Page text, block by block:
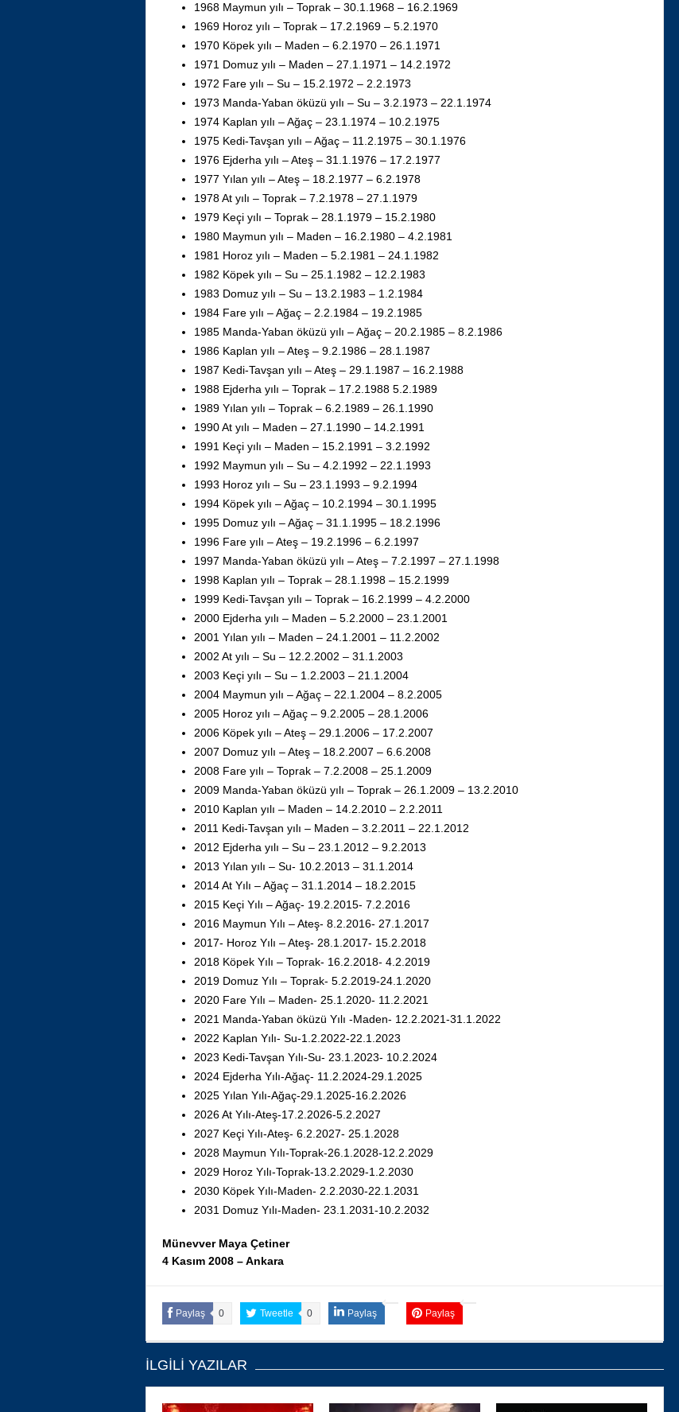
1968 Maymun yılı – Toprak – 30.1.1968 – 16.2.1969
1969 Horoz yılı – Toprak – 17.2.1969 – 5.2.1970
1970 Köpek yılı – Maden – 6.2.1970 – 26.1.1971
1971 Domuz yılı – Maden – 27.1.1971 – 14.2.1972
1972 Fare yılı – Su – 15.2.1972 – 2.2.1973
1973 Manda-Yaban öküzü yılı – Su – 3.2.1973 – 22.1.1974
1974 Kaplan yılı – Ağaç – 23.1.1974 – 10.2.1975
1975 Kedi-Tavşan yılı – Ağaç – 11.2.1975 – 30.1.1976
1976 Ejderha yılı – Ateş – 31.1.1976 – 17.2.1977
1977 Yılan yılı – Ateş – 18.2.1977 – 6.2.1978
1978 At yılı – Toprak – 7.2.1978 – 27.1.1979
1979 Keçi yılı – Toprak – 28.1.1979 – 15.2.1980
1980 Maymun yılı – Maden – 16.2.1980 – 4.2.1981
1981 Horoz yılı – Maden – 5.2.1981 – 24.1.1982
1982 Köpek yılı – Su – 25.1.1982 – 12.2.1983
1983 Domuz yılı – Su – 13.2.1983 – 1.2.1984
1984 Fare yılı – Ağaç – 2.2.1984 – 19.2.1985
1985 Manda-Yaban öküzü yılı – Ağaç – 20.2.1985 – 8.2.1986
1986 Kaplan yılı – Ateş – 9.2.1986 – 28.1.1987
1987 Kedi-Tavşan yılı – Ateş – 29.1.1987 – 16.2.1988
1988 Ejderha yılı – Toprak – 17.2.1988 5.2.1989
1989 Yılan yılı – Toprak – 6.2.1989 – 26.1.1990
1990 At yılı – Maden – 27.1.1990 – 14.2.1991
1991 Keçi yılı – Maden – 15.2.1991 – 3.2.1992
1992 Maymun yılı – Su – 4.2.1992 – 22.1.1993
1993 Horoz yılı – Su – 23.1.1993 – 9.2.1994
1994 Köpek yılı – Ağaç – 10.2.1994 – 30.1.1995
1995 Domuz yılı – Ağaç – 31.1.1995 – 18.2.1996
1996 Fare yılı – Ateş – 19.2.1996 – 6.2.1997
1997 Manda-Yaban öküzü yılı – Ateş – 7.2.1997 – 27.1.1998
1998 Kaplan yılı – Toprak – 28.1.1998 – 15.2.1999
1999 Kedi-Tavşan yılı – Toprak – 16.2.1999 – 4.2.2000
2000 Ejderha yılı – Maden – 5.2.2000 – 23.1.2001
2001 Yılan yılı – Maden – 24.1.2001 – 11.2.2002
2002 At yılı – Su – 12.2.2002 – 31.1.2003
2003 Keçi yılı – Su – 1.2.2003 – 21.1.2004
2004 Maymun yılı – Ağaç – 22.1.2004 – 8.2.2005
2005 Horoz yılı – Ağaç – 9.2.2005 – 28.1.2006
2006 Köpek yılı – Ateş – 29.1.2006 – 17.2.2007
2007 Domuz yılı – Ateş – 18.2.2007 – 6.6.2008
2008 Fare yılı – Toprak – 7.2.2008 – 25.1.2009
2009 Manda-Yaban öküzü yılı – Toprak – 26.1.2009 – 13.2.2010
2010 Kaplan yılı – Maden – 14.2.2010 – 2.2.2011
2011 Kedi-Tavşan yılı – Maden – 3.2.2011 – 22.1.2012
2012 Ejderha yılı – Su – 23.1.2012 – 9.2.2013
2013 Yılan yılı – Su- 10.2.2013 – 31.1.2014
2014 At Yılı – Ağaç – 31.1.2014 – 18.2.2015
2015 Keçi Yılı – Ağaç- 19.2.2015- 7.2.2016
2016 Maymun Yılı – Ateş- 8.2.2016- 27.1.2017
2017- Horoz Yılı – Ateş- 28.1.2017- 15.2.2018
2018 Köpek Yılı – Toprak- 16.2.2018- 4.2.2019
2019 Domuz Yılı – Toprak- 5.2.2019-24.1.2020
2020 Fare Yılı – Maden- 25.1.2020- 11.2.2021
2021 Manda-Yaban öküzü Yılı -Maden- 12.2.2021-31.1.2022
2022 Kaplan Yılı- Su-1.2.2022-22.1.2023
2023 Kedi-Tavşan Yılı-Su- 23.1.2023- 10.2.2024
2024 Ejderha Yılı-Ağaç- 11.2.2024-29.1.2025
2025 Yılan Yılı-Ağaç-29.1.2025-16.2.2026
2026 At Yılı-Ateş-17.2.2026-5.2.2027
2027 Keçi Yılı-Ateş- 6.2.2027- 25.1.2028
2028 Maymun Yılı-Toprak-26.1.2028-12.2.2029
2029 Horoz Yılı-Toprak-13.2.2029-1.2.2030
2030 Köpek Yılı-Maden- 2.2.2030-22.1.2031
2031 Domuz Yılı-Maden- 23.1.2031-10.2.2032
Münevver Maya Çetiner
4 Kasım 2008 – Ankara
Paylaş 0 Tweetle 0 Paylaş Paylaş
İLGILI YAZILAR